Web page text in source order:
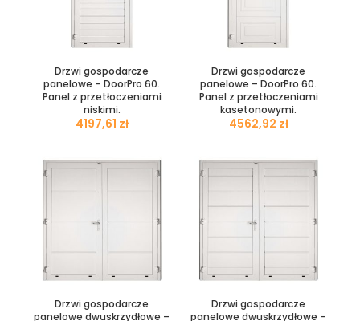
Drzwi gospodarcze
panelowe – DoorPro 60.
Panel z przetłoczeniami
niskimi.
zł
Drzwi gospodarcze
panelowe – DoorPro 60.
Panel z przetłoczeniami
kasetonowymi.
zł
Drzwi gospodarcze
panelowe dwuskrzydłowe –
Drzwi gospodarcze
panelowe dwuskrzydłowe –